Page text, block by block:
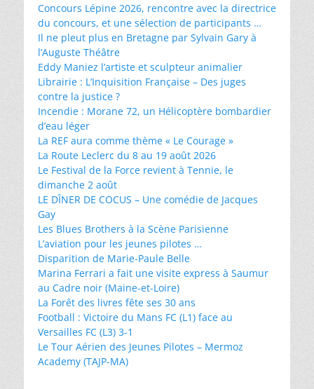
Concours Lépine 2026, rencontre avec la directrice
du concours, et une sélection de participants …
Il ne pleut plus en Bretagne par Sylvain Gary à
l’Auguste Théâtre
Eddy Maniez l’artiste et sculpteur animalier
Librairie : L’Inquisition Française – Des juges
contre la justice ?
Incendie : Morane 72, un Hélicoptère bombardier
d’eau léger
La REF aura comme thème « Le Courage »
La Route Leclerc du 8 au 19 août 2026
Le Festival de la Force revient à Tennie, le
dimanche 2 août
LE DÎNER DE COCUS – Une comédie de Jacques
Gay
Les Blues Brothers à la Scène Parisienne
L’aviation pour les jeunes pilotes …
Disparition de Marie-Paule Belle
Marina Ferrari a fait une visite express à Saumur
au Cadre noir (Maine-et-Loire)
La Forêt des livres fête ses 30 ans
Football : Victoire du Mans FC (L1) face au
Versailles FC (L3) 3-1
Le Tour Aérien des Jeunes Pilotes – Mermoz
Academy (TAJP-MA)